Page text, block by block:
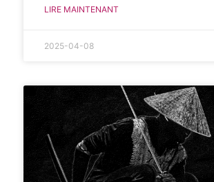
LIRE MAINTENANT
2025-04-08